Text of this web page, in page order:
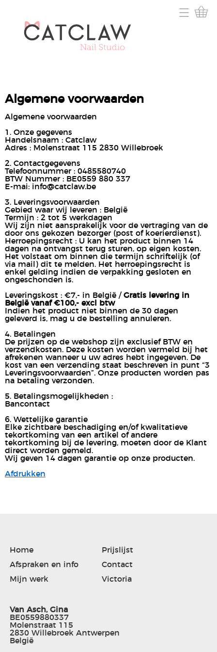
Prijslijst
Victoria
Algemene voorwaarden
Algemene voorwaarden
1. Onze gegevens
Handelsnaam : Catclaw
Adres : Molenstraat 115 2830 Willebroek
2. Contactgegevens
Telefoonnummer : 0485580740
BTW Nummer : BE0559 880 337
E-mai: info@catclaw.be
3. Leveringsvoorwaarden
Gebied waar wij leveren : België
Termijn : 2 tot 5 werkdagen
Wij zijn niet aansprakelijk voor de vertraging van de
door ons gekozen bezorger (post of koerierdienst).
Herroepingsrecht : U kan het product binnen 14
dagen na ontvangst terug sturen, op eigen kosten.
Het volstaat om binnen die termijn schriftelijk (of
via mail) dit te melden. Het herroepingsrecht is
enkel gelding indien de verpakking gesloten en
ongeschonden is.
Leveringskost : €7,- in België / Gratis levering in
België vanaf €100,- excl btw
Indien het product niet binnen de 30 dagen
geleverd is, mag u de bestelling annuleren.
4. Betalingen
De prijzen op de webshop zijn exclusief BTW en
verzendkosten. Deze kosten worden vermeld bij het
afrekenen wanneer u uw adres hebt ingegeven. De
kost van een verzending staat beschreven in punt “3
Leveringsvoorwaarden”. Onze producten worden pas
na betaling verzonden.
5. Betalingsmogelijkheden :
Bancontact
6. Wettelijke garantie
Elke zichtbare beschadiging en/of kwalitatieve
tekortkoming van een artikel of andere
tekortkoming bij de levering, moeten door de Klant
direct worden gemeld.
Wij geven 14 dagen garantie op onze producten.
Afdrukken
Home
Prijslijst
Afspraken en info
Contact
Mijn werk
Victoria
Van Asch, Gina
BE0559880337
Molenstraat 115
2830 Willebroek Antwerpen
België